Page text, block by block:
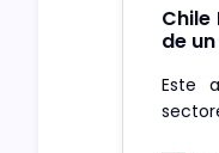
de
Este